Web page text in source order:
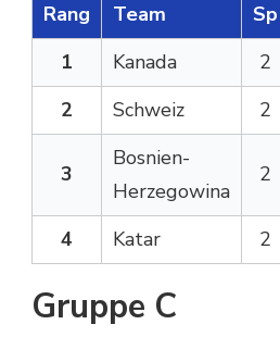
Rang Team Sp
1
Kanada 2
2
Schweiz 2
3
Bosnien-
Herzegowina
2
4 Katar 2
Gruppe C